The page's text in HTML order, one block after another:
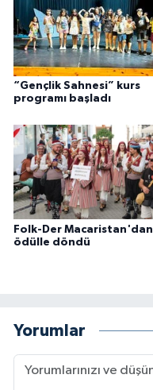
“Gençlik Sahnesi” kurs
programı başladı
Folk-Der Macaristan'dan
ödülle döndü
Yorumlar